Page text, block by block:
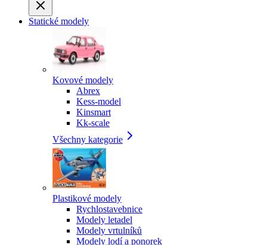
Statické modely
Kovové modely
Abrex
Kess-model
Kinsmart
Kk-scale
Všechny kategorie
Plastikové modely
Rychlostavebnice
Modely letadel
Modely vrtulníků
Modely lodí a ponorek